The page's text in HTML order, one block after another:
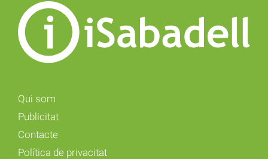
Qui som
Publicitat
Contacte
Política de privacitat